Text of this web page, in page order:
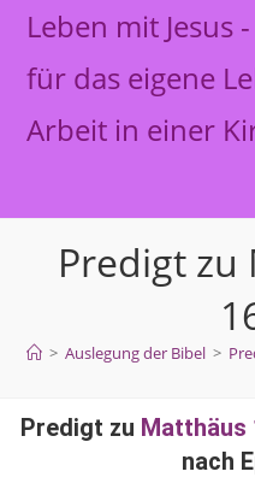
Leben mit Jesus
für das eigene
Arbeit in einer
Predigt zu
> Auslegung der Bibel >
Predigt zu Matthäus
nach